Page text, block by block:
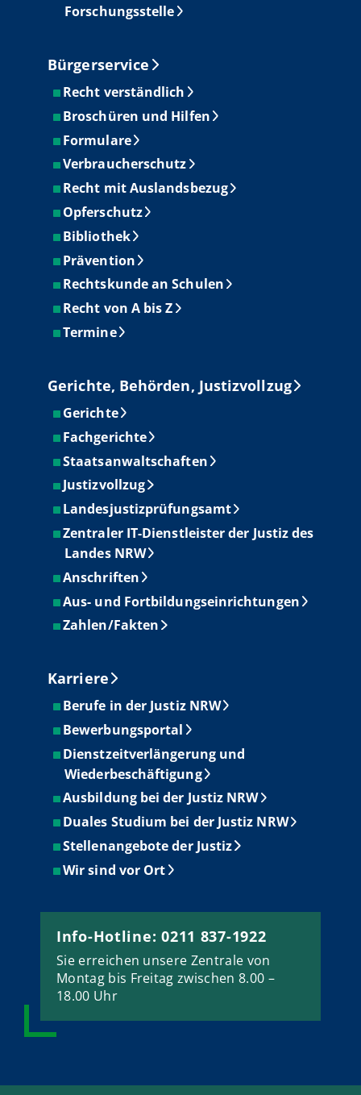
Forschungsstelle
Bürgerservice
Recht verständlich
Broschüren und Hilfen
Formulare
Verbraucherschutz
Recht mit Auslandsbezug
Opferschutz
Bibliothek
Prävention
Rechtskunde an Schulen
Recht von A bis Z
Termine
Gerichte, Behörden, Justizvollzug
Gerichte
Fachgerichte
Staatsanwaltschaften
Justizvollzug
Landesjustizprüfungsamt
Zentraler IT-Dienstleister der Justiz des
Landes NRW
Anschriften
Aus- und Fortbildungseinrichtungen
Zahlen/Fakten
Karriere
Berufe in der Justiz NRW
Bewerbungsportal
Dienstzeitverlängerung und
Wiederbeschäftigung
Ausbildung bei der Justiz NRW
Duales Studium bei der Justiz NRW
Stellenangebote der Justiz
Wir sind vor Ort
Info-Hotline: 0211 837-1922
Sie erreichen unsere Zentrale von
Montag bis Freitag zwischen 8.00 –
18.00 Uhr